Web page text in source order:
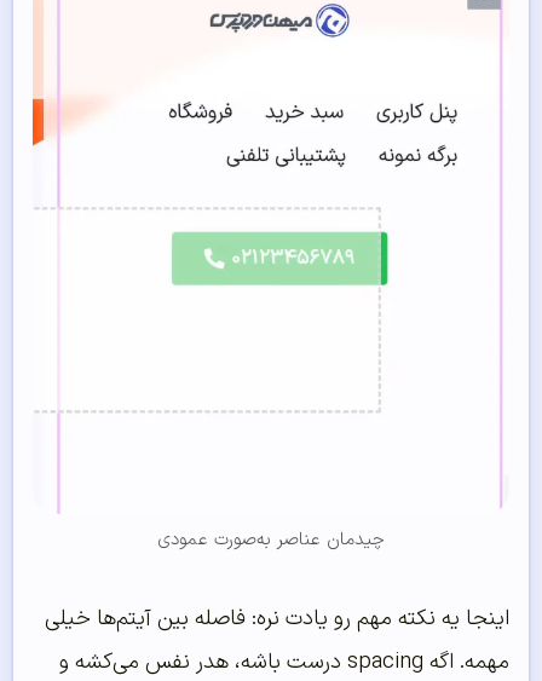
چیدمان عناصر به‌صورت عمودی
اینجا یه نکته مهم رو یادت نره: فاصله بین آیتم‌ها خیلی
مهمه. اگه spacing درست باشه، هدر نفس می‌کشه و